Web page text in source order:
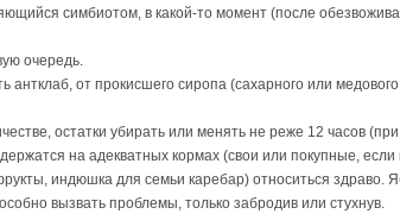
симбиотом, в какой-то момент (после
очередь.
антклаб, от прокисшего сиропа (сахарного или
остатки убирать или менять не реже 12 часов
на адекватных кормах (свои или покупные,
индюшка для семьи каребар) относиться здраво.
вызвать проблемы, только забродив или стухнув.